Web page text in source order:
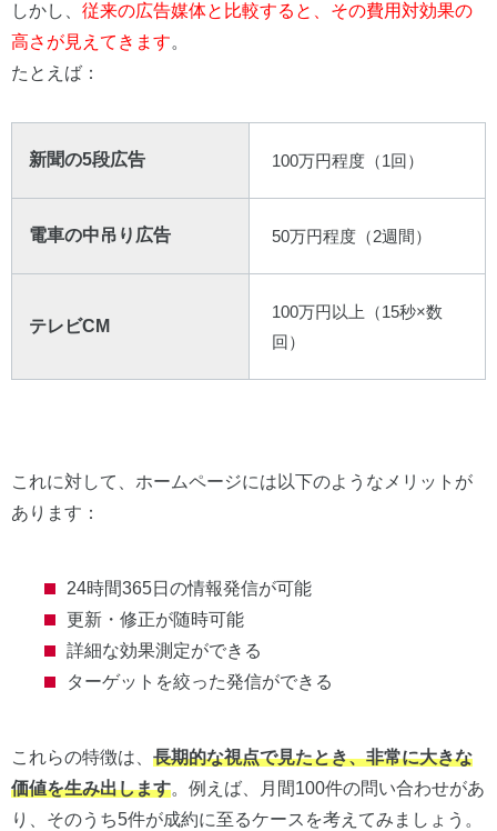
しかし、 従来の広告媒体と比較すると、その費用対効果の
高さが見えてきます。
たとえば：
新聞の5段広告 100万円程度（1回）
電車の中吊り広告 50万円程度（2週間）
テレビCM
100万円以上（15秒×数
回）
これに対して、ホームページには以下のようなメリットが
あります：
24時間365日の情報発信が可能
更新・修正が随時可能
詳細な効果測定ができる
ターゲットを絞った発信ができる
これらの特徴は、 長期的な視点で見たとき、非常に大きな
価値を生み出します。例えば、月間100件の問い合わせがあ
り、そのうち5件が成約に至るケースを考えてみましょう。